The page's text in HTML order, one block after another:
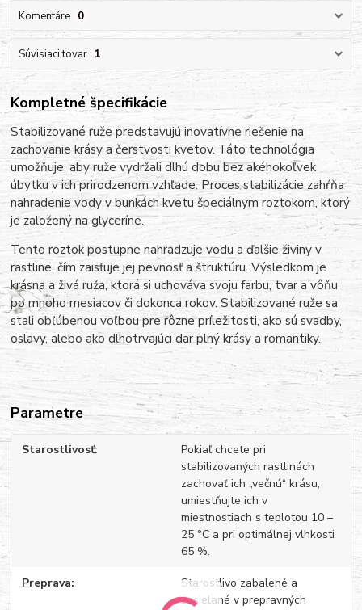
Komentáre 0
Súvisiaci tovar 1
Kompletné špecifikácie
Stabilizované ruže predstavujú inovatívne riešenie na
zachovanie krásy a čerstvosti kvetov. Táto technológia
umožňuje, aby ruže vydržali dlhú dobu bez akéhokoľvek
úbytku v ich prirodzenom vzhľade. Proces stabilizácie zahŕňa
nahradenie vody v bunkách kvetu špeciálnym roztokom, ktorý
je založený na glyceríne.
Tento roztok postupne nahradzuje vodu a ďalšie živiny v
rastline, čím zaisťuje jej pevnosť a štruktúru. Výsledkom je
krásna a živá ruža, ktorá si uchováva svoju farbu, tvar a vôňu
po mnoho mesiacov či dokonca rokov. Stabilizované ruže sa
stali obľúbenou voľbou pre rôzne príležitosti, ako sú svadby,
oslavy, alebo ako dlhotrvajúci dar plný krásy a romantiky.
Parametre
Starostlivosť
Pokiaľ chcete pri
stabilizovaných rastlinách
zachovať ich „večnú“ krásu,
umiestňujte ich v
miestnostiach s teplotou 10 –
25 °C a pri optimálnej vlhkosti
65 %.
Preprava
Starostlivo zabalené a
zasielané v prepravných